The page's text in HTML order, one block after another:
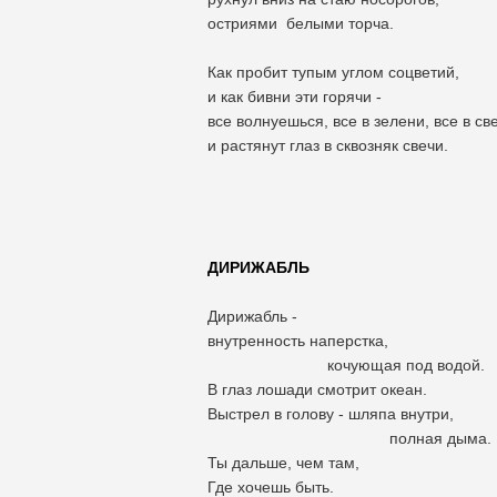
остриями белыми торча.
Как пробит тупым углом соцветий,
и как бивни эти горячи -
все волнуешься, все в зелени, все в
и растянут глаз в сквозняк свечи.
ДИРИЖАБЛЬ
Дирижабль -
внутренность наперстка,
кочующая под водой.
В глаз лошади смотрит океан.
Выстрел в голову - шляпа внутри,
полная дыма.
Ты дальше, чем там,
Где хочешь быть.